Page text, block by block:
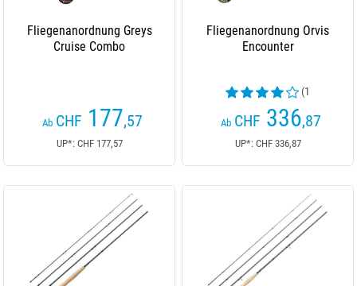
Fliegenanordnung Greys
Cruise Combo
Ab CHF 177,57
UP*: CHF 177,57
Fliegenanordnung Orvis
Encounter
(1
Kundenrezensionen)
Ab CHF 336,87
UP*: CHF 336,87